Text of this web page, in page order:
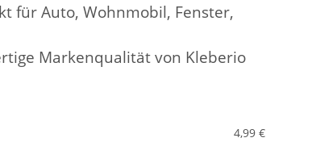
für Auto, Wohnmobil, Fenster,
Markenqualität von Kleberio
4,99 €